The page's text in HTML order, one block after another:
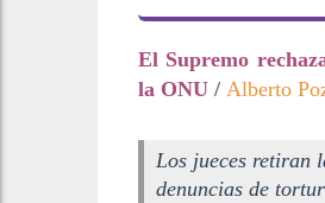
El Supremo
la ONU / Alberto
Los jueces retiran
denuncias de